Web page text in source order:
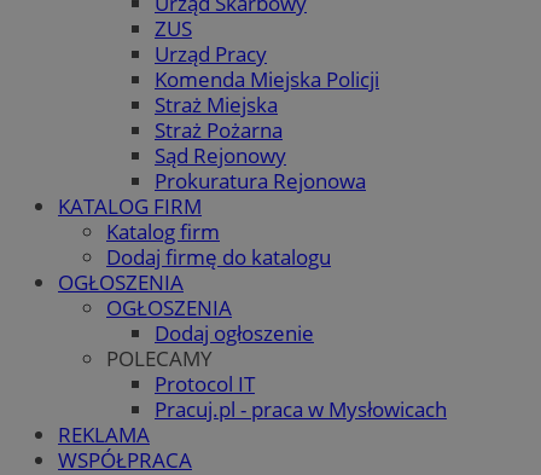
ZUS
Urząd Pracy
Komenda Miejska Policji
Straż Miejska
Straż Pożarna
Sąd Rejonowy
Prokuratura Rejonowa
KATALOG FIRM
Katalog firm
Dodaj firmę do katalogu
OGŁOSZENIA
OGŁOSZENIA
Dodaj ogłoszenie
POLECAMY
Protocol IT
Pracuj.pl - praca w Mysłowicach
REKLAMA
WSPÓŁPRACA